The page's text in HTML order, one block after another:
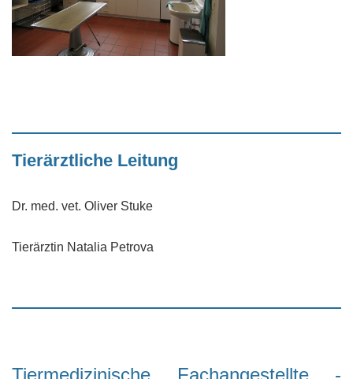
Tierärztliche Leitung
Dr. med. vet. Oliver Stuke
Tierärztin Natalia Petrova
Tiermedizinische Fachangestellte -